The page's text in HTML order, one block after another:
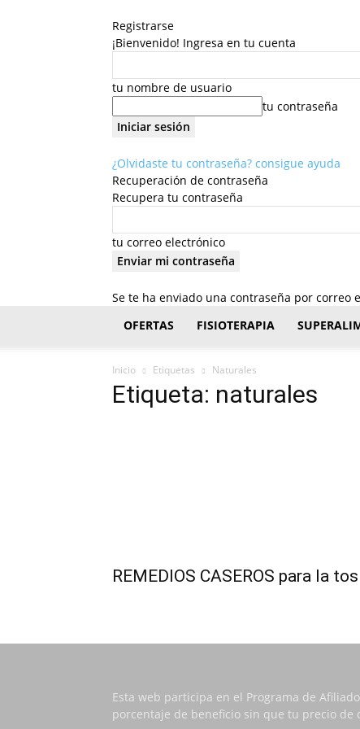
Registrarse
¡Bienvenido! Ingresa en tu cuenta
tu nombre de usuario
tu contraseña
¿Olvidaste tu contraseña? consigue ayuda
Recuperación de contraseña
Recupera tu contraseña
tu correo electrónico
Se te ha enviado una contraseña por correo
OFERTAS FISIOTERAPIA
Inicio Etiquetas Naturales
Etiqueta: naturales
REMEDIOS CASEROS para la tos
Esta web participa en el Programa de
porcentaje de beneficio sin que tu precio de